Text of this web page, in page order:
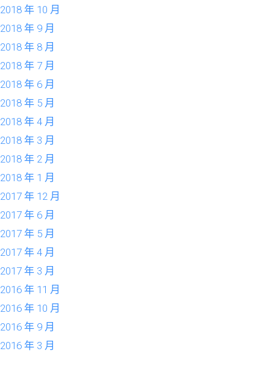
2018 年 10 月
2018 年 9 月
2018 年 8 月
2018 年 7 月
2018 年 6 月
2018 年 5 月
2018 年 4 月
2018 年 3 月
2018 年 2 月
2018 年 1 月
2017 年 12 月
2017 年 6 月
2017 年 5 月
2017 年 4 月
2017 年 3 月
2016 年 11 月
2016 年 10 月
2016 年 9 月
2016 年 3 月